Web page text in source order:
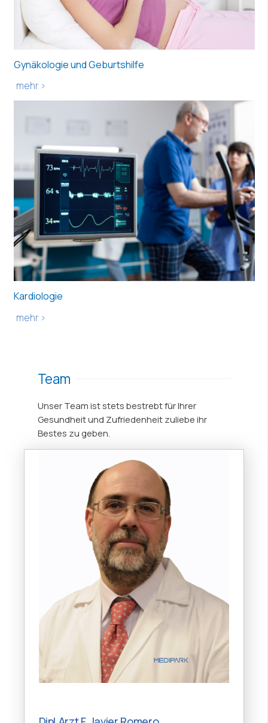
Gynäkologie und Geburtshilfe
mehr >
Kardiologie
mehr >
Team
Unser Team ist stets bestrebt für Ihrer
Gesundheit und Zufriedenheit zuliebe ihr
Bestes zu geben.